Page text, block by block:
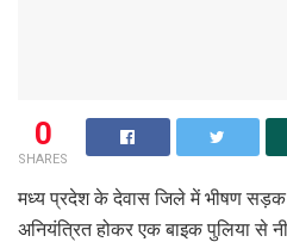
0
SHARES
मध्य प्रदेश के देवास जिले में भीषण
अनियंत्रित होकर एक बाइक पुलिया से